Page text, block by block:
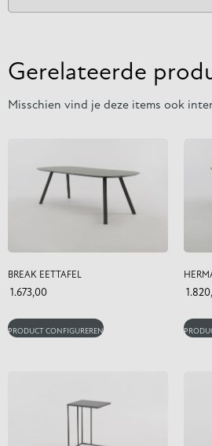
Gerelateerde
Misschien vind je deze items ook
BREAK EETTAFEL
1.673,00
PRODUCT CONFIGUREREN